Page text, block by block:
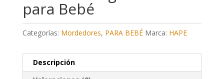
para Bebé
Categorías: Mordedores, PARA BEBÉ Marca: HAPE
Descripción